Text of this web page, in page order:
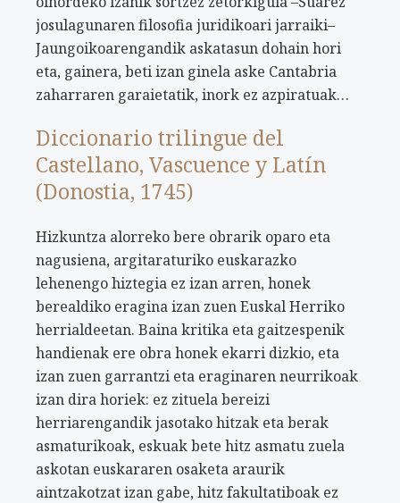
josulagunaren filosofia juridikoari jarraiki–
Jaungoikoarengandik askatasun dohain hori
eta, gainera, beti izan ginela aske Cantabria
zaharraren garaietatik, inork ez azpiratuak…
Diccionario trilingue del
Castellano, Vascuence y Latín
(Donostia, 1745)
Hizkuntza alorreko bere obrarik oparo eta
nagusiena, argitaraturiko euskarazko
lehenengo hiztegia ez izan arren, honek
berealdiko eragina izan zuen Euskal Herriko
herrialdeetan. Baina kritika eta gaitzespenik
handienak ere obra honek ekarri dizkio, eta
izan zuen garrantzi eta eraginaren neurrikoak
izan dira horiek: ez zituela bereizi
herriarengandik jasotako hitzak eta berak
asmaturikoak, eskuak bete hitz asmatu zuela
askotan euskararen osaketa araurik
aintzakotzat izan gabe, hitz fakultatiboak ez